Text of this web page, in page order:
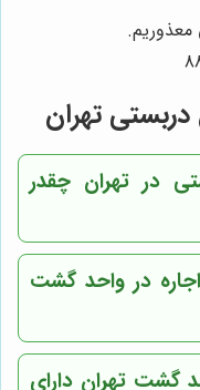
تهران
در تهران چقدر
در واحد گشت
گشت تهران دارای